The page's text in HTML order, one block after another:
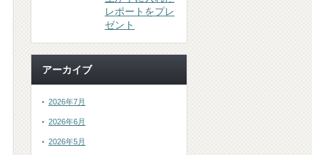
レポートをプレ
ゼント
アーカイブ
2026年7月
2026年6月
2026年5月